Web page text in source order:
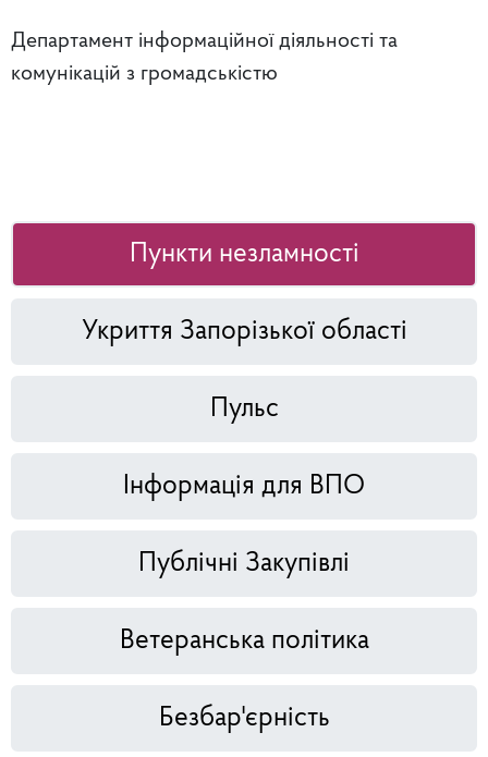
Департамент інформаційної діяльності та
комунікацій з громадськістю
Пункти незламності
Укриття Запорізької області
Пульс
Інформація для ВПО
Публічні Закупівлі
Ветеранська політика
Безбар'єрність